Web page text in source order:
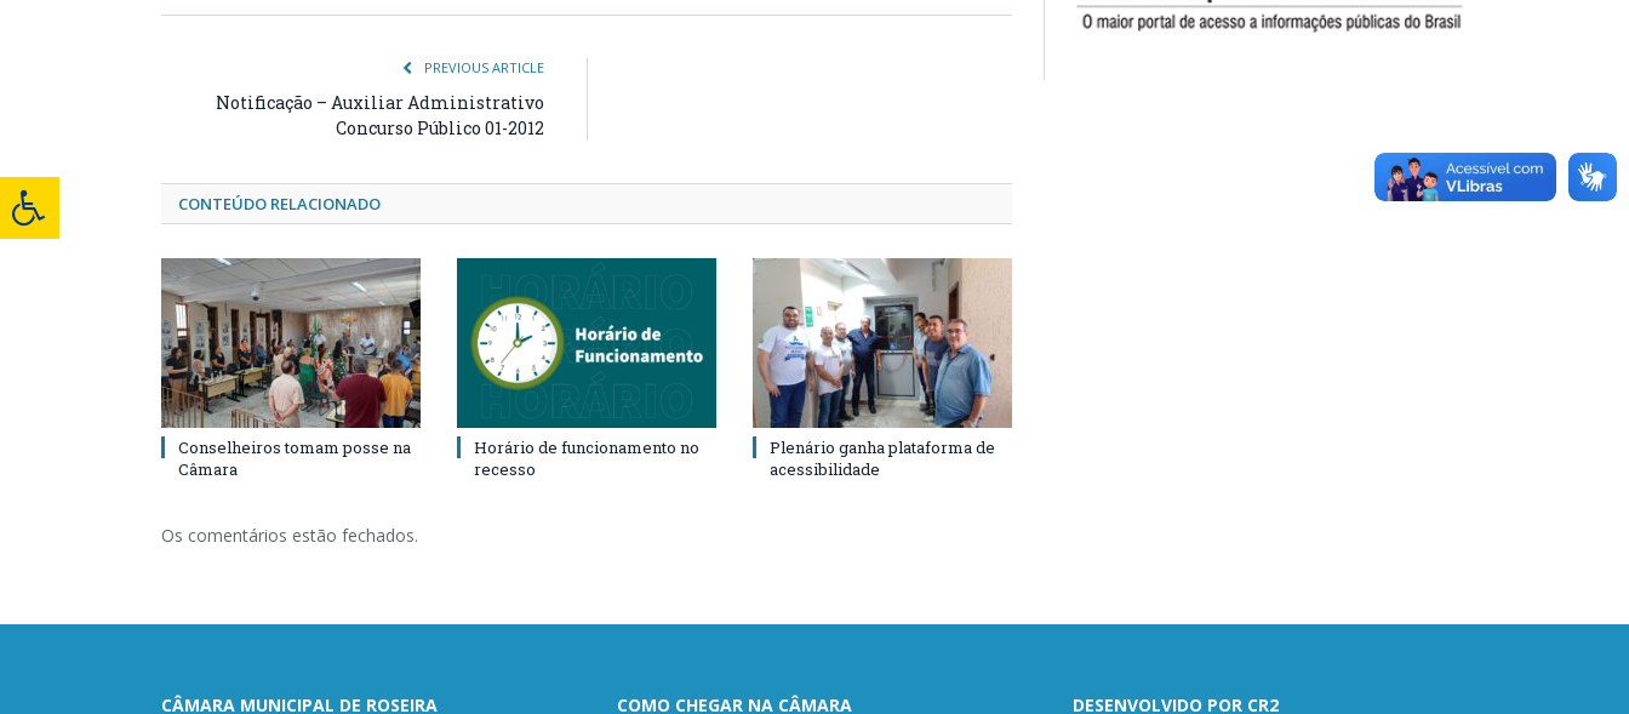
PREVIOUS ARTICLE
Notificação – Auxiliar Administrativo
Concurso Público 01-2012
CONTEÚDO RELACIONADO
Conselheiros tomam posse na
Câmara
Horário de funcionamento no
recesso
Plenário ganha plataforma de
acessibilidade
Os comentários estão fechados.
CÂMARA MUNICIPAL DE ROSEIRA COMO CHEGAR NA CÂMARA DESENVOLVIDO POR CR2